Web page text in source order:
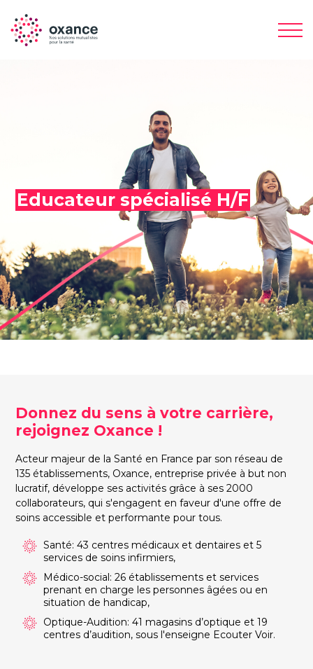
Educateur spécialisé H/F
Donnez du sens à votre carrière,
rejoignez Oxance !
Acteur majeur de la Santé en France par son réseau de
135 établissements, Oxance, entreprise privée à but non
lucratif, développe ses activités grâce à ses 2000
collaborateurs, qui s'engagent en faveur d'une offre de
soins accessible et performante pour tous.
Santé: 43 centres médicaux et dentaires et 5
services de soins infirmiers,
Médico-social: 26 établissements et services
prenant en charge les personnes âgées ou en
situation de handicap,
Optique-Audition: 41 magasins d’optique et 19
centres d’audition, sous l'enseigne Ecouter Voir.